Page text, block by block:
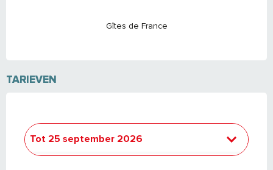
Gîtes de France
TARIEVEN
Tot 25 september 2026